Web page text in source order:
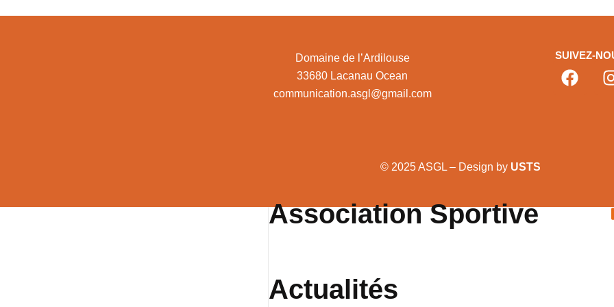
Domaine de l’Ardilouse
33680 Lacanau Ocean
communication.asgl@gmail.com
SUIVEZ-
© 2025 ASGL – Design by USTS
Association Sportive
Actualités